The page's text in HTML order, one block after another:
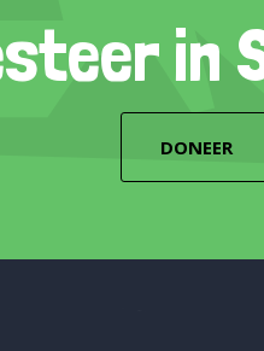
in
DONEER